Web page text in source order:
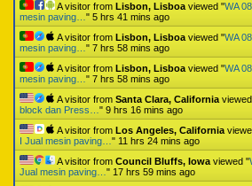
A visitor from Lisbon, Lisboa viewed "WA
mesin paving… " 5 hrs 41 mins ago
A visitor from Lisbon, Lisboa viewed "WA
mesin paving… " 7 hrs 58 mins ago
A visitor from Lisbon, Lisboa viewed "WA
mesin paving… " 7 hrs 58 mins ago
A visitor from Santa Clara, California
block dan Press… " 9 hrs 16 mins ago
A visitor from Los Angeles, California
I Jual mesin paving… " 11 hrs 24 mins ago
A visitor from Council Bluffs, Iowa viewed "
Jual mesin paving… " 17 hrs 59 mins ago